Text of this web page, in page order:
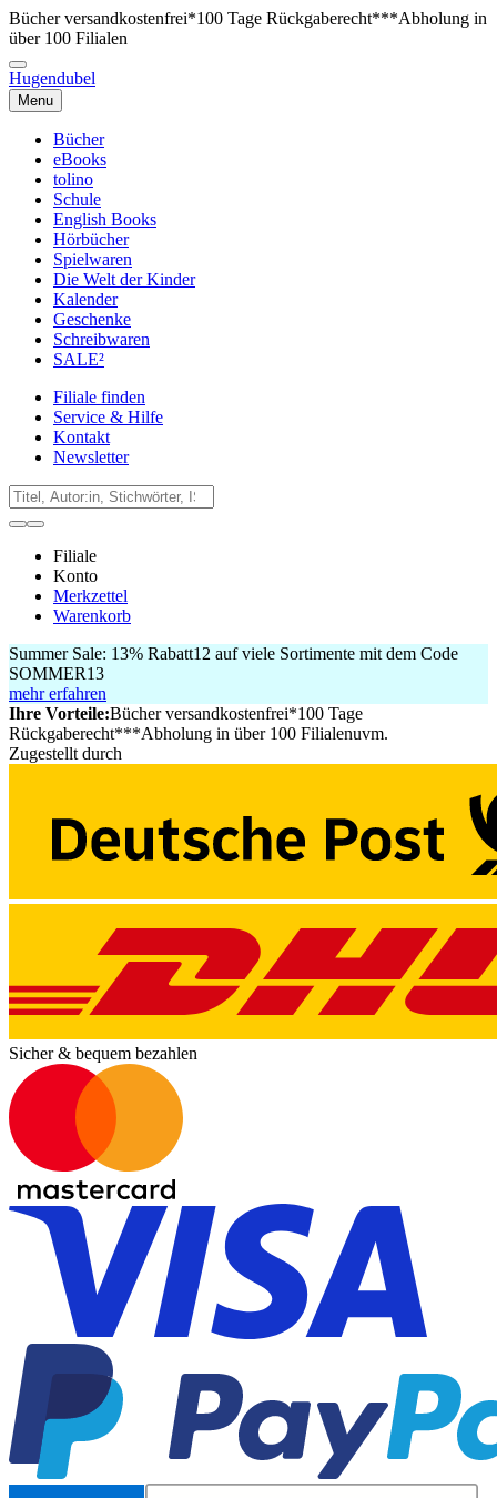
Bücher versandkostenfrei*100 Tage Rückgaberecht***Abholung in
über 100 Filialen
Hugendubel
Menu
Bücher
eBooks
tolino
Schule
English Books
Hörbücher
Spielwaren
Die Welt der Kinder
Kalender
Geschenke
Schreibwaren
SALE²
Filiale finden
Service & Hilfe
Kontakt
Newsletter
Filiale
Konto
Merkzettel
Warenkorb
Summer Sale: 13% Rabatt12 auf viele Sortimente mit dem Code
SOMMER13
mehr erfahren
Ihre Vorteile:Bücher versandkostenfrei*100 Tage
Rückgaberecht***Abholung in über 100 Filialenuvm.
Zugestellt durch
Sicher & bequem bezahlen